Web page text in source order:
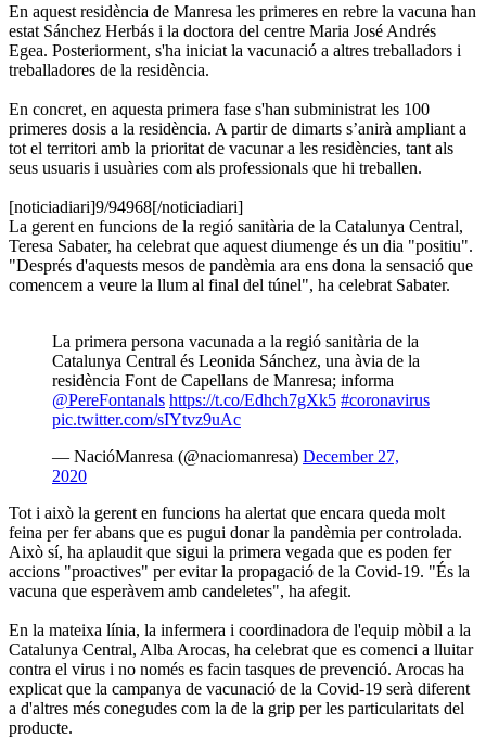
En aquest residència de Manresa les primeres en rebre la vacuna han
estat Sánchez Herbás i la doctora del centre Maria José Andrés
Egea. Posteriorment, s'ha iniciat la vacunació a altres treballadors i
treballadores de la residència.
En concret, en aquesta primera fase s'han subministrat les 100
primeres dosis a la residència. A partir de dimarts s’anirà ampliant a
tot el territori amb la prioritat de vacunar a les residències, tant als
seus usuaris i usuàries com als professionals que hi treballen.
[noticiadiari]9/94968[/noticiadiari]
La gerent en funcions de la regió sanitària de la Catalunya Central,
Teresa Sabater, ha celebrat que aquest diumenge és un dia "positiu".
"Després d'aquests mesos de pandèmia ara ens dona la sensació que
comencem a veure la llum al final del túnel", ha celebrat Sabater.
La primera persona vacunada a la regió sanitària de la
Catalunya Central és Leonida Sánchez, una àvia de la
residència Font de Capellans de Manresa; informa
@PereFontanals https://t.co/Edhch7gXk5 #coronavirus
pic.twitter.com/sIYtvz9uAc
— NacióManresa (@naciomanresa) December 27,
2020
Tot i això la gerent en funcions ha alertat que encara queda molt
feina per fer abans que es pugui donar la pandèmia per controlada.
Això sí, ha aplaudit que sigui la primera vegada que es poden fer
accions "proactives" per evitar la propagació de la Covid-19. "És la
vacuna que esperàvem amb candeletes", ha afegit.
En la mateixa línia, la infermera i coordinadora de l'equip mòbil a la
Catalunya Central, Alba Arocas, ha celebrat que es comenci a lluitar
contra el virus i no només es facin tasques de prevenció. Arocas ha
explicat que la campanya de vacunació de la Covid-19 serà diferent
a d'altres més conegudes com la de la grip per les particularitats del
producte.